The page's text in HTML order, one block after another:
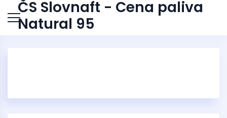
ČS Slovnaft - Cena paliva
Natural 95